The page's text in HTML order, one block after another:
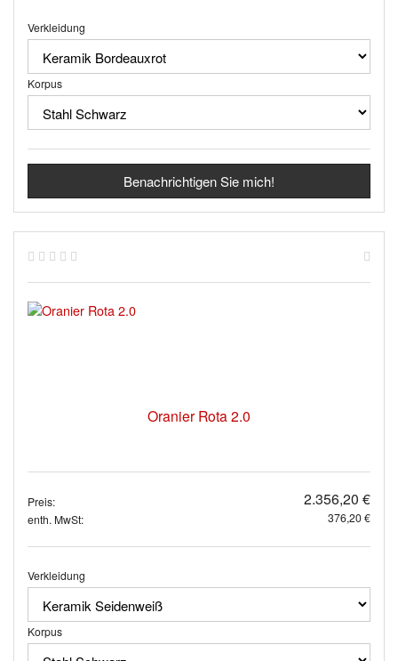
Verkleidung
Korpus
Benachrichtigen Sie mich!
Oranier Rota 2.0
Preis: 2.356,20 €
enth. MwSt: 376,20 €
Verkleidung
Korpus